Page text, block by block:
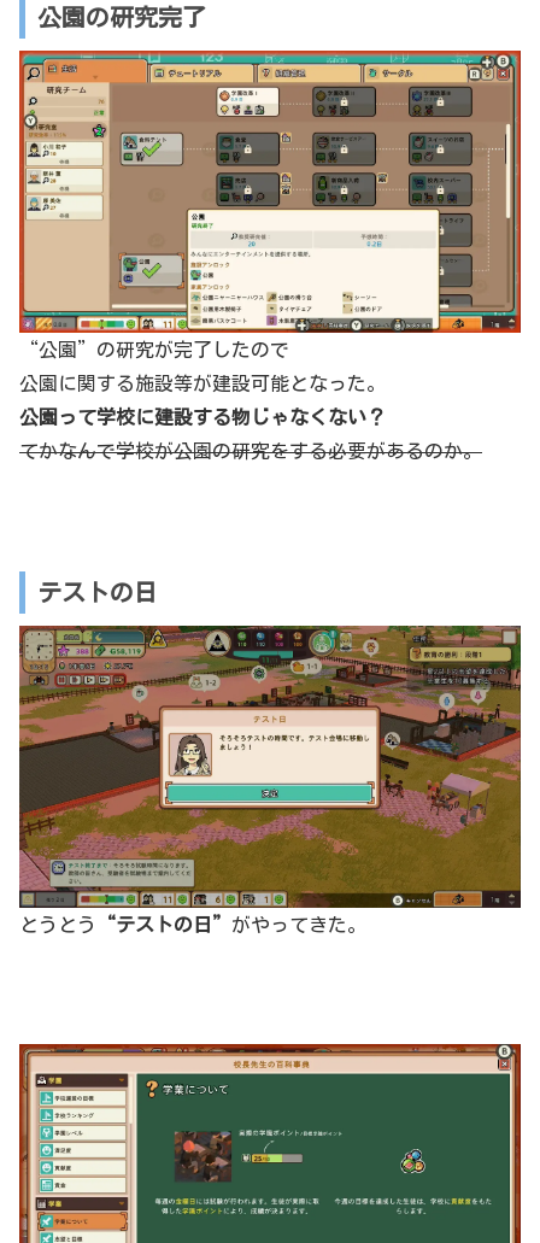
公園の研究完了
“公園”の研究が完了したので
公園に関する施設等が建設可能となった。
公園って学校に建設する物じゃなくない？
てかなんで学校が公園の研究をする必要があるのか。
テストの日
とうとう “テストの日” がやってきた。